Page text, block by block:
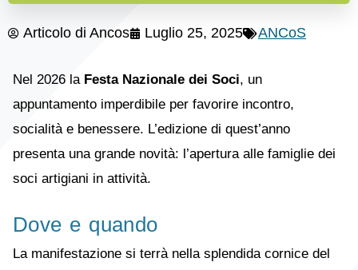
Articolo di Ancos Luglio 25, 2025 ANCoS
Nel 2026 la Festa Nazionale dei Soci, un
appuntamento imperdibile per favorire incontro,
socialità e benessere. L’edizione di quest’anno
presenta una grande novità: l’apertura alle famiglie dei
soci artigiani in attività.
Dove e quando
La manifestazione si terrà nella splendida cornice del